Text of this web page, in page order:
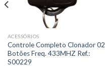
ACESSÓRIOS
Controle Completo Clonador 02
Botões Freq. 433MHZ Ref.:
S00229